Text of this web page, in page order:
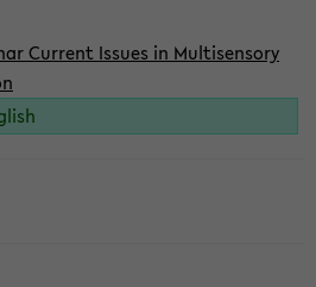
Current Issues in Multisensory